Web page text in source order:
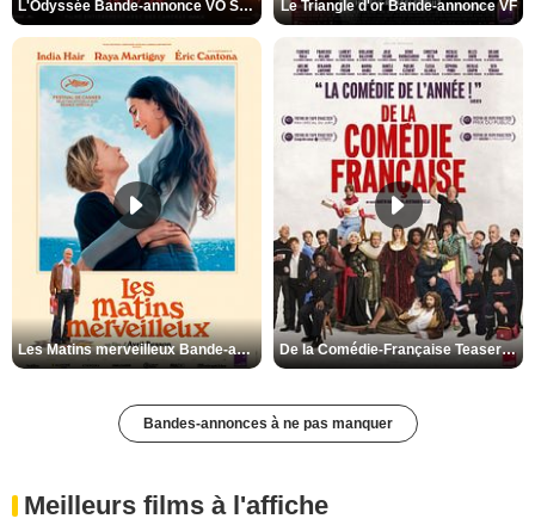
L'Odyssée Bande-annonce VO STFR Le Triangle d'or Bande-annonce VF
Les Matins merveilleux Bande-annonce VF De la Comédie-Française Teaser VF
Bandes-annonces à ne pas manquer
Meilleurs films à l'affiche